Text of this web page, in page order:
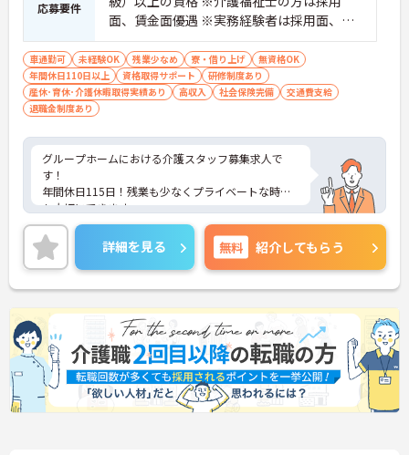
応募要件
面、賃金面優遇 ※実務経験者は採用面、賃
金面優遇 ■普通自動車運転免許（AT限定
可）
車通勤可 未経験OK 残業少なめ 寮・借り上げ
無資格OK
年間休日110日以上
資格取得サポート
研修制度あり
産休･育休･介護休暇取得実績あり
高収入 社会保険完備
交通費支給
退職金制度あり
グループホームにおける介護スタッフ募集求人で
す！
年間休日115日！残業も少なくプライベートな時間
も大切にできます。
単身用・世帯用の入居可能住宅あり！遠方にお住ま
いの方も安心です。
ご興味ある方には、面接のポイントなど、さらに詳
細をお話致しますのでお気軽にご相談ください。
詳細を見る 無料 紹介してもらう